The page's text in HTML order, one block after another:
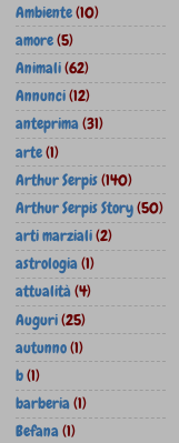
Ambiente(10)
amore(5)
Animali(62)
Annunci(12)
anteprima(31)
arte(1)
Arthur Serpis(140)
Arthur Serpis Story(50)
arti marziali(2)
astrologia(1)
attualità(4)
Auguri(25)
autunno(1)
b(1)
barberia(1)
Befana(1)